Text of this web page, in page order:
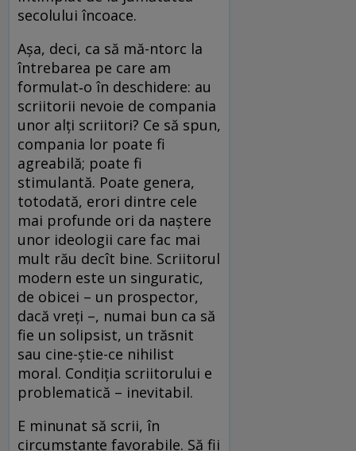
secolului încoace.
Așa, deci, ca să mă-ntorc la
întrebarea pe care am
formulat‑o în deschidere: au
scriitorii nevoie de compania
unor alți scriitori? Ce să spun,
compania lor poate fi
agreabilă; poate fi
stimulantă. Poate genera,
totodată, erori dintre cele
mai profunde ori da naștere
unor ideologii care fac mai
mult rău decît bine. Scriitorul
modern este un singuratic,
de obicei – un prospector,
dacă vreți –, numai bun ca să
fie un solipsist, un trăsnit
sau cine-știe-ce nihilist
moral. Condiția scriitorului e
problematică – inevitabil.
E minunat să scrii, în
circumstanțe favorabile. Să fii